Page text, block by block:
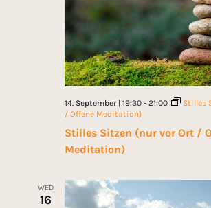
Stilles Sitzen (nur vor Ort /
Meditation)
14. September | 19:30- 21:00
Stilles
/ Offene Meditation)
WED
16